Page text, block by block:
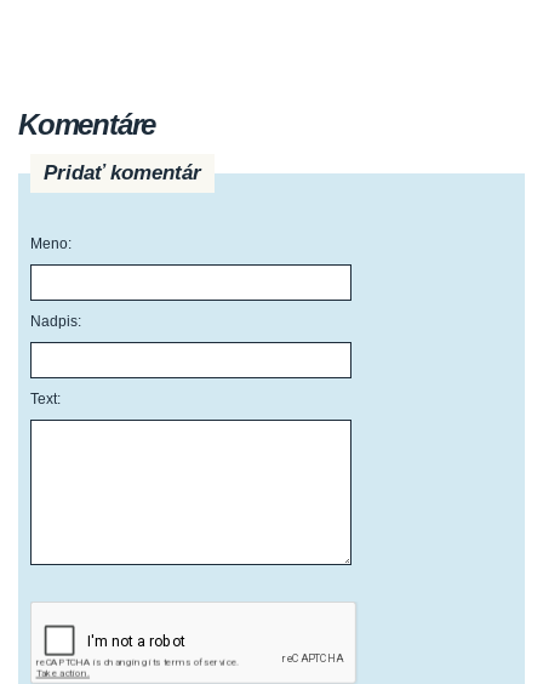
Komentáre
Pridať komentár
Meno:
Nadpis:
Text: